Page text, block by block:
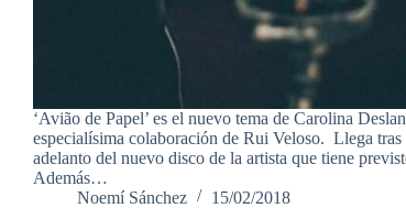
‘Avião de Papel’ es el nuevo tema de Carolina
especialísima colaboración de Rui Veloso. Llega tras
adelanto del nuevo disco de la artista que tiene
Además…
Noemí Sánchez
15/02/2018